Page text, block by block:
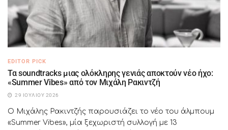
EDITOR PICK
Τα soundtracks μιας ολόκληρης γενιάς αποκτούν νέο ήχο:
«Summer Vibes» από τον Μιχάλη Ρακιντζή
29 ΙΟΥΛΊΟΥ 2026
Ο Μιχάλης Ρακιντζής παρουσιάζει το νέο του άλμπουμ
«Summer Vibes», μία ξεχωριστή συλλογή με 13